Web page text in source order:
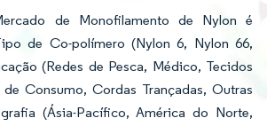
de Monofilamento de Nylon é
de Co-polímero (Nylon 6, Nylon 66,
(Redes de Pesca, Médico, Tecidos
Consumo, Cordas Trançadas, Outras
(Ásia-Pacífico, América do Norte,